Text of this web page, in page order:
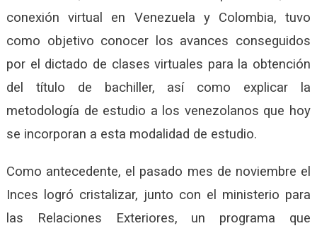
conexión virtual en Venezuela y Colombia, tuvo
como objetivo conocer los avances conseguidos
por el dictado de clases virtuales para la obtención
del título de bachiller, así como explicar la
metodología de estudio a los venezolanos que hoy
se incorporan a esta modalidad de estudio.
Como antecedente, el pasado mes de noviembre el
Inces logró cristalizar, junto con el ministerio para
las Relaciones Exteriores, un programa que